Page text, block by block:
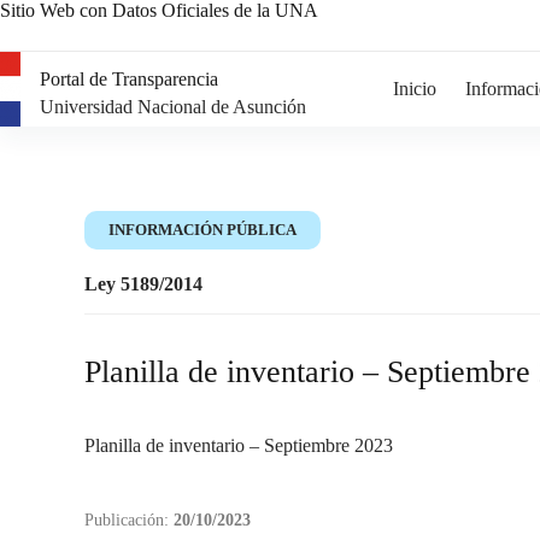
Sitio Web con Datos Oficiales de la UNA
Portal de Transparencia
Universidad Nacional de Asunción
Inicio
INFORMACIÓN PÚBLICA
Ley 5189/2014
Planilla de inventario – Septiembre
Planilla de inventario – Septiembre 2023
Publicación: 20/10/2023